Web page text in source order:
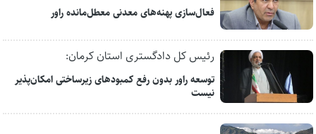
فعال‌سازی پهنه‌های معدنی معطل‌مانده راور
رئیس کل دادگستری استان کرمان:
توسعه راور بدون رفع کمبودهای زیرساختی امکان‌پذیر
نیست